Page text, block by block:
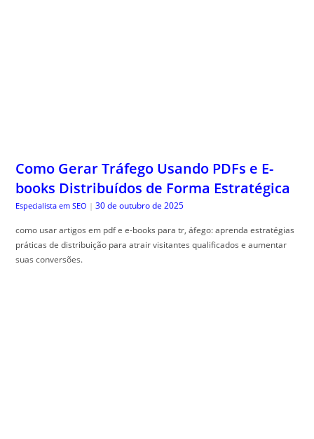
Como Gerar Tráfego Usando PDFs e E-
books Distribuídos de Forma Estratégica
Especialista em SEO | 30 de outubro de 2025
como usar artigos em pdf e e-books para tr, áfego: aprenda estratégias
práticas de distribuição para atrair visitantes qualificados e aumentar
suas conversões.